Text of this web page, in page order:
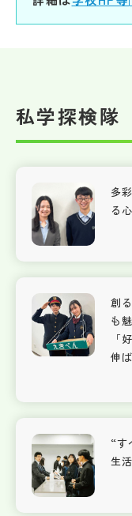
私学探検隊
多
る心
創
も
「
伸
“す
生活